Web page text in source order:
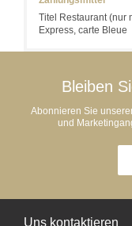
Titel Restaurant (nur
Express, carte Bleue
Bleiben
Abonnieren Sie
und
Uns kontaktieren